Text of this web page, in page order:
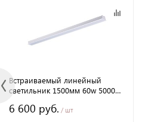
Встраиваемый линейный
светильник 1500мм 60w 5000к
6 600 руб. / шт